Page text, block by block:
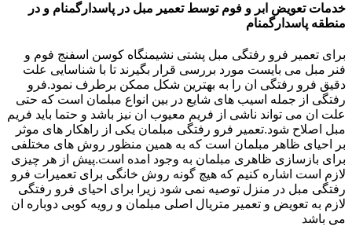
خدمات تعویض ابر و فوم توسط تعمیر مبل در پاسدارگمنام و در
منطقه پاسدارگمنام
برای تعمیر فرو رفتگی مبل پشتی نشیمنگاه کوسن اسفنج فوم و
فنر مبل می بایست مورد بررسی قرار بگیرند تا با شناسایی علت
دقیق فرو رفتگی ان را به بهترین شکل ممکن برطرف نمود.فرو
رفتگی از جمله اسیب های شایع در بین انواع مبلمان است که حتی
علت ان می تواند ناشی از فریم معیوب ان نیز باشد و حتما باید فریم
مبل اصلاح شود.تعمیر فرو رفتگی مبلمان یکی از راهکار های موثر
بر احیای ظاهر مبلمان است که به همین منظور روش های مختلفی
برای بازسازی ظاهری مبلمان به وجود امده است.پیش از هر چیزی
لازم است اشاره کنیم که هیچ گونه روش خانگی برای تعمیرات فرو
رفتگی مبل در منزل توصیه نمی شود زیرا برای احیای فرو رفتگی
لازم به تعویض و تعمیر متریال اصلی مبلمان و رویه کوبی دوباره ان
می باشد